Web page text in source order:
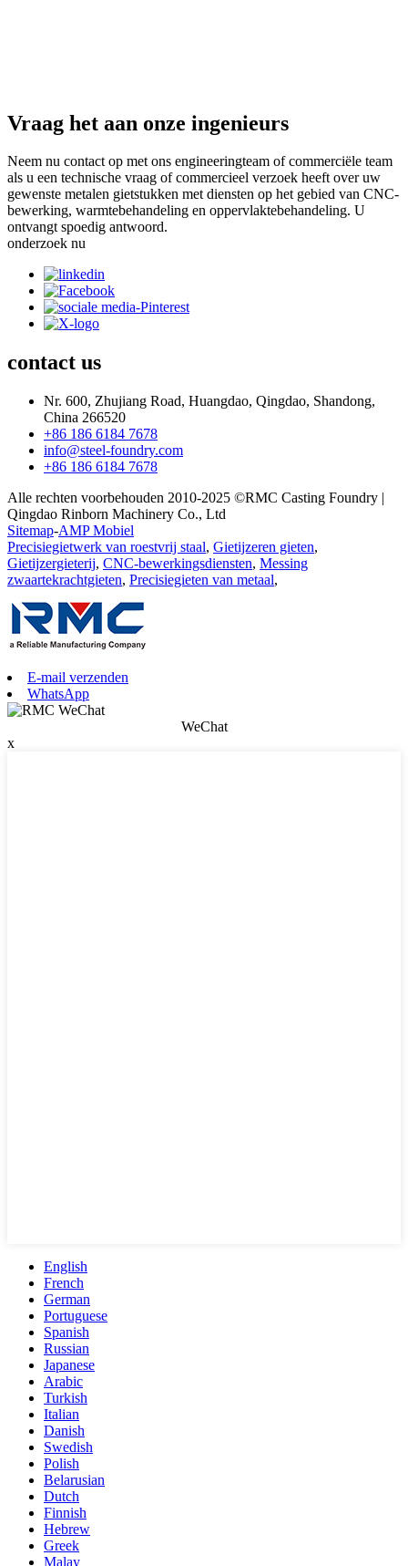
Vraag het aan onze ingenieurs
Neem nu contact op met ons engineeringteam of commerciële team
als u een technische vraag of commercieel verzoek heeft over uw
gewenste metalen gietstukken met diensten op het gebied van CNC-
bewerking, warmtebehandeling en oppervlaktebehandeling. U
ontvangt spoedig antwoord.
onderzoek nu
contact us
Nr. 600, Zhujiang Road, Huangdao, Qingdao, Shandong,
China 266520
+86 186 6184 7678
info@steel-foundry.com
+86 186 6184 7678
Alle rechten voorbehouden 2010-2025 ©RMC Casting Foundry |
Qingdao Rinborn Machinery Co., Ltd
Sitemap-AMP Mobiel
Precisiegietwerk van roestvrij staal, Gietijzeren gieten,
Gietijzergieterij, CNC-bewerkingsdiensten, Messing
zwaartekrachtgieten, Precisiegieten van metaal,
E-mail verzenden
WhatsApp
WeChat
x
English
French
German
Portuguese
Spanish
Russian
Japanese
Arabic
Turkish
Italian
Danish
Swedish
Polish
Belarusian
Dutch
Finnish
Hebrew
Greek
Malay